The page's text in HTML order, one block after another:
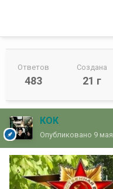
Ответов
483
Создана
21 г
КОК
Опубликовано 9 мая